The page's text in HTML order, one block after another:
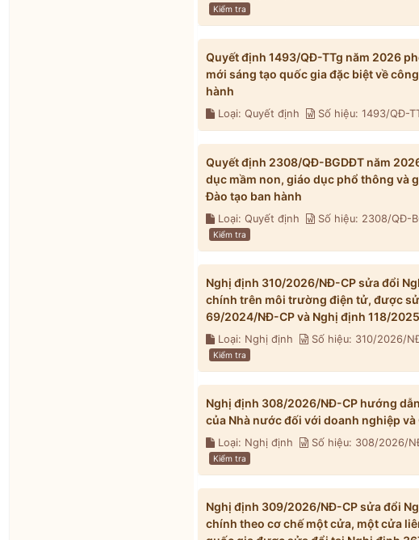
Kiểm tra
Quyết định 1493/QĐ-TTg năm 2026
mới sáng tạo quốc gia đặc biệt về
hành
Loại: Quyết định Số hiệu: 1493/QĐ-
Quyết định 2308/QĐ-BGDĐT năm
dục mầm non, giáo dục phổ thông và
Đào tạo ban hành
Loại: Quyết định Số hiệu: 2308/QĐ-
Kiểm tra
Nghị định 310/2026/NĐ-CP sửa đổi
chính trên môi trường điện tử, được
69/2024/NĐ-CP và Nghị định 118/
Loại: Nghị định Số hiệu: 310/2026/
Kiểm tra
Nghị định 308/2026/NĐ-CP hướng
của Nhà nước đối với doanh nghiệp
Loại: Nghị định Số hiệu: 308/2026/
Kiểm tra
Nghị định 309/2026/NĐ-CP sửa đổi
chính theo cơ chế một cửa, một cửa